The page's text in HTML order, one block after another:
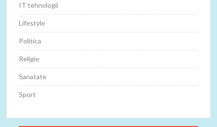
IT tehnologii
Lifestyle
Politica
Religie
Sanatate
Sport